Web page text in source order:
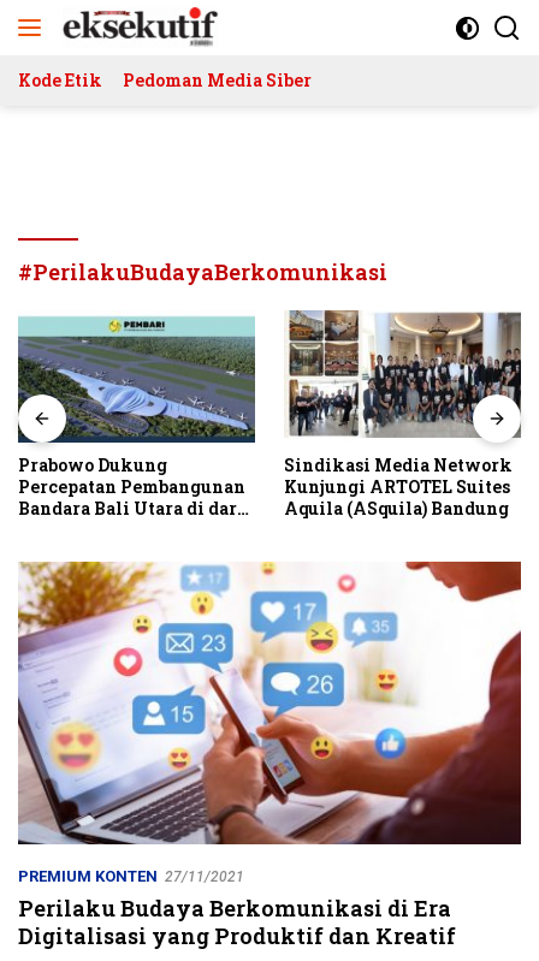
Kode Etik Pedoman Media Siber
#PerilakuBudayaBerkomunikasi
Prabowo Dukung
Percepatan Pembangunan
Bandara Bali Utara di darat
Sindikasi Media Network
Kunjungi ARTOTEL Suites
Aquila (ASquila) Bandung
PREMIUM KONTEN 27/11/2021
Perilaku Budaya Berkomunikasi di Era
Digitalisasi yang Produktif dan Kreatif